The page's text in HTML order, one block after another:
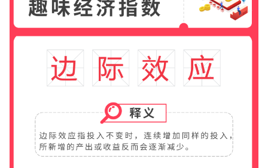
華盛APls
低時延極速交易系統
關於我們
媒體報導